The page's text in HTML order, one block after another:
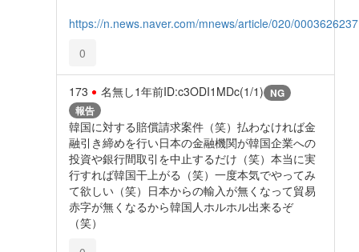
https://n.news.naver.com/mnews/article/020/0003626237
0
173 名無し1年前ID:c3ODI1MDc(1/1) NG
報告
韓国に対する賠償請求案件（笑）払わなければ金
融引き締めを行い日本の金融機関が韓国企業への
投資や銀行間取引を中止するだけ（笑）本当に実
行すれば韓国干上がる（笑）一度本気でやってみ
て欲しい（笑）日本からの輸入が無くなって貿易
赤字が無くなるから韓国人ホルホル出来るぞ
（笑）